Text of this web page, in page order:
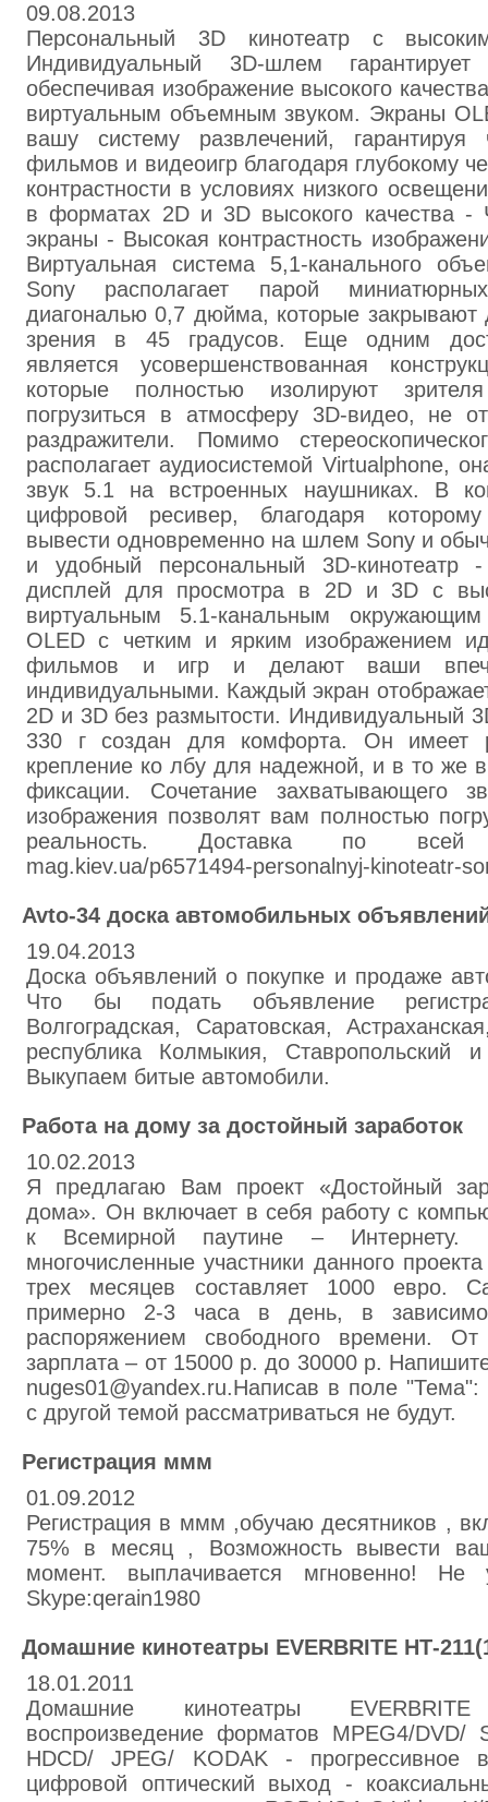
09.08.2013
Персональный 3D кинотеатр с
Индивидуальный 3D-шлем
обеспечивая изображение высокого
виртуальным объемным звуком. Экраны
вашу систему развлечений, гарантируя
фильмов и видеоигр благодаря глубокому
контрастности в условиях низкого
в форматах 2D и 3D высокого качества -
экраны - Высокая контрастность
Виртуальная система 5,1-канального
Sony располагает парой
диагональю 0,7 дюйма, которые закрывают
зрения в 45 градусов. Еще одним
является усовершенствованная
которые полностью изолируют
погрузиться в атмосферу 3D-видео, не
раздражители. Помимо
располагает аудиосистемой Virtualphone,
звук 5.1 на встроенных наушниках. В
цифровой ресивер, благодаря
вывести одновременно на шлем Sony и
и удобный персональный 3D-кинотеатр
дисплей для просмотра в 2D и 3D с
виртуальным 5.1-канальным
OLED с четким и ярким изображением
фильмов и игр и делают ваши
индивидуальными. Каждый экран
2D и 3D без размытости. Индивидуальный
330 г создан для комфорта. Он имеет
крепление ко лбу для надежной, и в то же
фиксации. Сочетание захватывающего
изображения позволят вам полностью
реальность. Доставка по
mag.kiev.ua/p6571494-personalnyj-kinoteatr-
Avto-34 доска автомобильных
19.04.2013
Доска объявлений о покупке и продаже
Что бы подать объявление
Волгоградская, Саратовская,
республика Колмыкия, Ставропольский
Выкупаем битые автомобили.
Работа на дому за достойный заработок
10.02.2013
Я предлагаю Вам проект «Достойный
дома». Он включает в себя работу с
к Всемирной паутине – Интернету.
многочисленные участники данного
трех месяцев составляет 1000 евро.
примерно 2-3 часа в день, в
распоряжением свободного времени.
зарплата – от 15000 р. до 30000 р.
nuges01@yandex.ru.Написав в поле
с другой темой рассматриваться не будут.
Регистрация ммм
01.09.2012
Регистрация в ммм ,обучаю десятников ,
75% в месяц , Возможность вывести
момент. выплачивается мгновенно! Не
Skype:qerain1980
Домашние кинотеатры EVERBRITE НТ-
18.01.2011
Домашние кинотеатры
воспроизведение форматов MPEG4/DVD/
HDCD/ JPEG/ KODAK - прогрессивное
цифровой оптический выход -